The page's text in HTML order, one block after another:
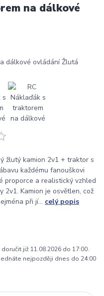
na dálkové
žlutý kamion 2v1 + traktor s
každému fanouškovi
proporce a realistický vzhled
2v1. Kamion je osvětlen, což
při jí... celý popis
již 11.08.2026 do 17:00.
nejpozději dnes do 24:00